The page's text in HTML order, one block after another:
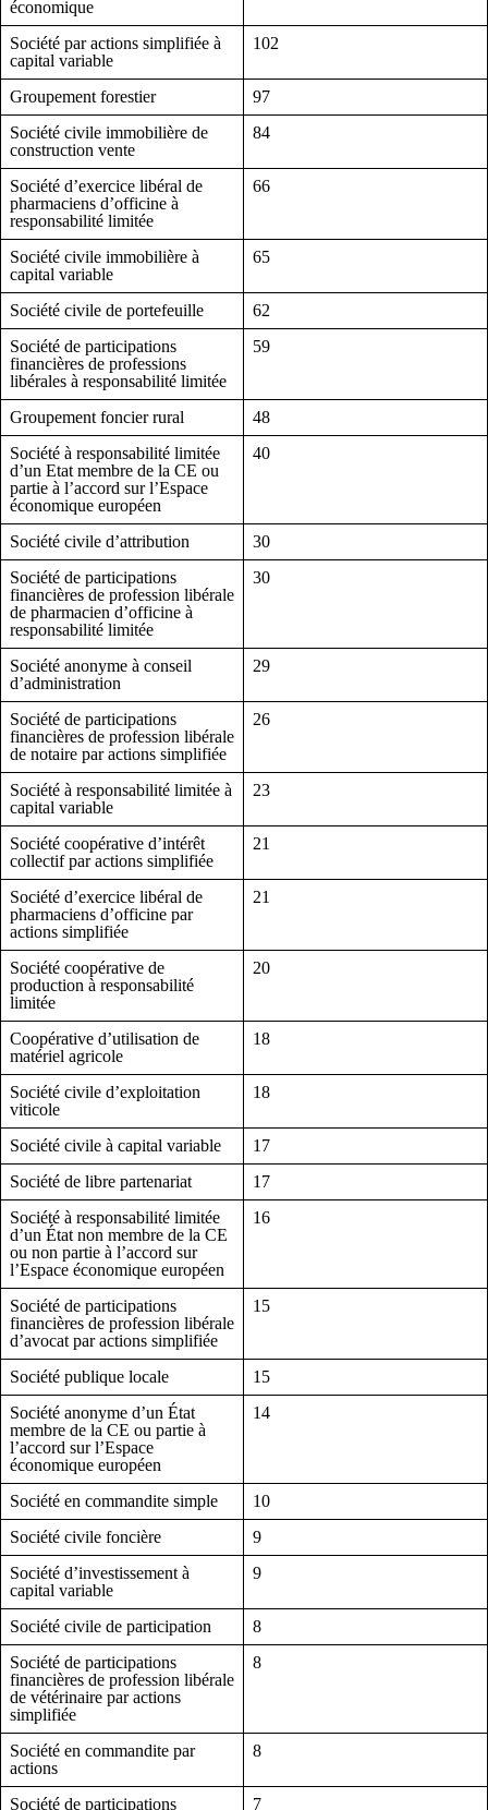
économique
Société par actions simplifiée à
capital variable
102
Groupement forestier
97
Société civile immobilière de
construction vente
84
Société d’exercice libéral de
pharmaciens d’officine à
responsabilité limitée
66
Société civile immobilière à
capital variable
65
Société civile de portefeuille
62
Société de participations
financières de professions
libérales à responsabilité limitée
59
Groupement foncier rural
48
Société à responsabilité limitée
d’un Etat membre de la CE ou
partie à l’accord sur l’Espace
économique européen
40
Société civile d’attribution
30
Société de participations
financières de profession libérale
de pharmacien d’officine à
responsabilité limitée
30
Société anonyme à conseil
d’administration
29
Société de participations
financières de profession libérale
de notaire par actions simplifiée
26
Société à responsabilité limitée à
capital variable
23
Société coopérative d’intérêt
collectif par actions simplifiée
21
Société d’exercice libéral de
pharmaciens d’officine par
actions simplifiée
21
Société coopérative de
production à responsabilité
limitée
20
Coopérative d’utilisation de
matériel agricole
18
Société civile d’exploitation
viticole
18
Société civile à capital variable
17
Société de libre partenariat
17
Société à responsabilité limitée
d’un État non membre de la CE
ou non partie à l’accord sur
l’Espace économique européen
16
Société de participations
financières de profession libérale
d’avocat par actions simplifiée
15
Société publique locale
15
Société anonyme d’un État
membre de la CE ou partie à
l’accord sur l’Espace
économique européen
14
Société en commandite simple
10
Société civile foncière
9
Société d’investissement à
capital variable
9
Société civile de participation
8
Société de participations
financières de profession libérale
de vétérinaire par actions
simplifiée
8
Société en commandite par
actions
8
Société de participations 7